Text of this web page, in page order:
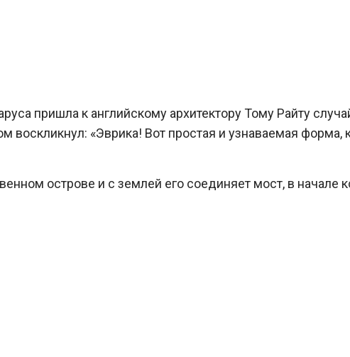
пришла к английскому архитектору Тому Райту
воскликнул: «Эврика! Вот простая и узнаваемая
острове и с землей его соединяет мост, в начале